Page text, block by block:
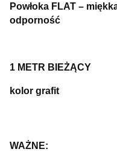
Powłoka FLAT –
odporność
1 METR BIEŻĄCY
kolor grafit
WAŻNE: